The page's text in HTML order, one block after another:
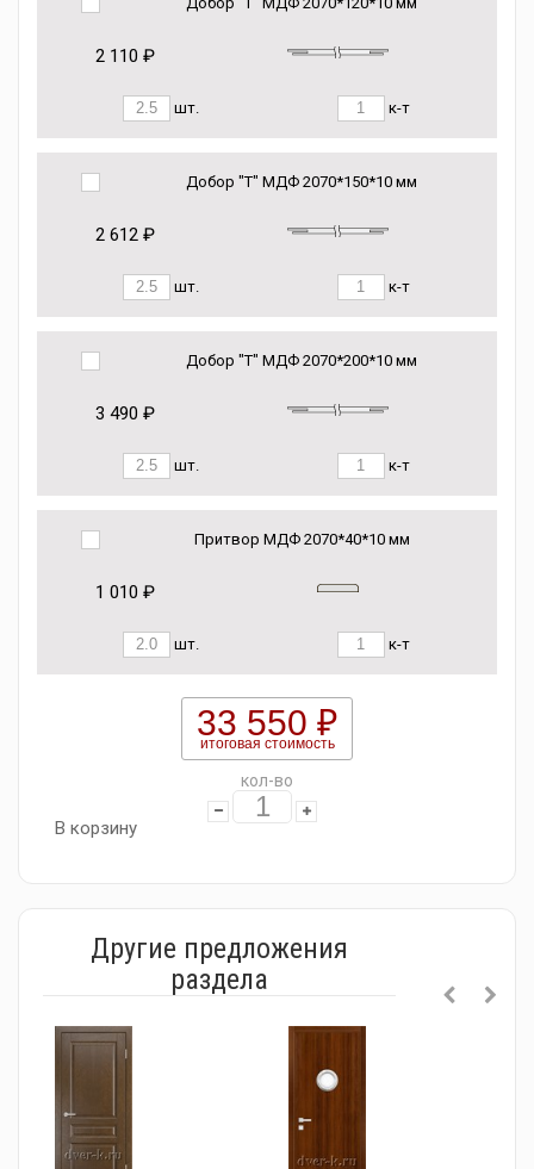
2 110 ₽
шт. к-т
Добор "Т" МДФ 2070*150*10 мм
2 612 ₽
шт. к-т
Добор "Т" МДФ 2070*200*10 мм
3 490 ₽
шт. к-т
Притвор МДФ 2070*40*10 мм
1 010 ₽
шт. к-т
33 550 ₽
итоговая стоимость
кол-во
В корзину
Другие предложения
раздела